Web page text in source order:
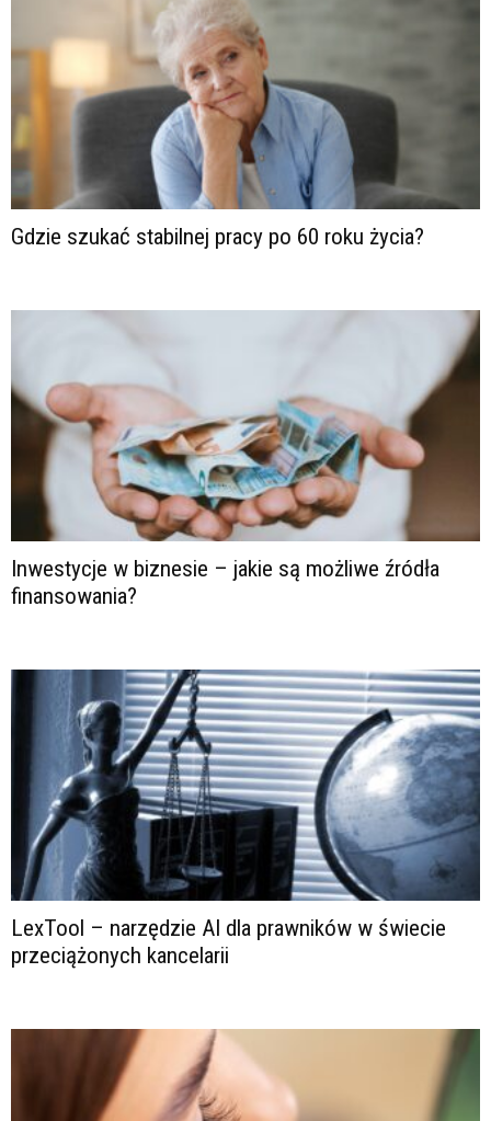
Gdzie szukać stabilnej pracy po 60 roku życia?
Inwestycje w biznesie – jakie są możliwe źródła
finansowania?
LexTool – narzędzie AI dla prawników w świecie
przeciążonych kancelarii